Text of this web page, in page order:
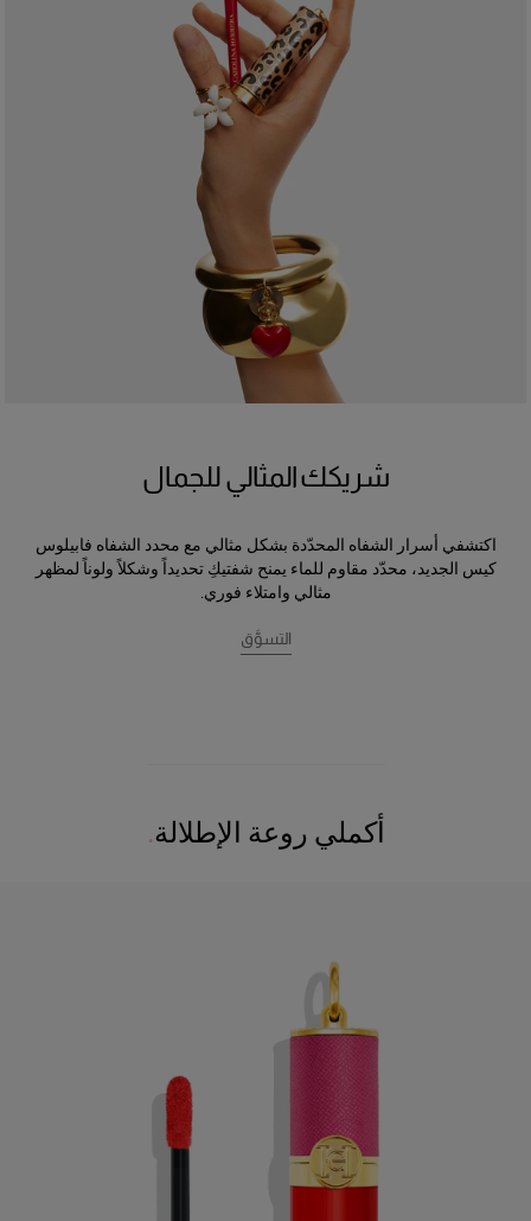
شريكك المثالي للجمال
اكتشفي أسرار الشفاه المحدّدة بشكل مثالي مع محدد الشفاه فابيلوس
كيس الجديد، محدّد مقاوم للماء يمنح شفتيكِ تحديداً وشكلاً ولوناً لمظهر
مثالي وامتلاء فوري.
التسوَّق
أكملي روعة الإطلالة